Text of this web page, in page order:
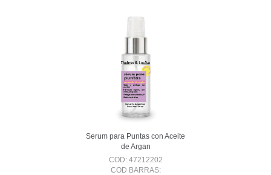
Serum para Puntas con Aceite
de Argan
COD: 47212202
COD BARRAS: